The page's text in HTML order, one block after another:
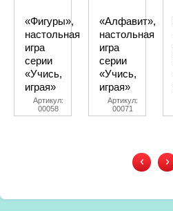
«Фигуры»,
настольная
игра
серии
«Учись,
играя»
Артикул:
00058
«Алфавит»,
настольная
игра
серии
«Учись,
играя»
Артикул:
00071
‹ ›